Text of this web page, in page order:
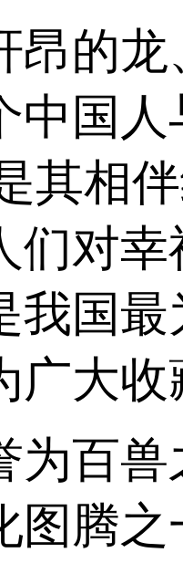
的龙
中国
其相
们对
我国
广大
兽
图腾